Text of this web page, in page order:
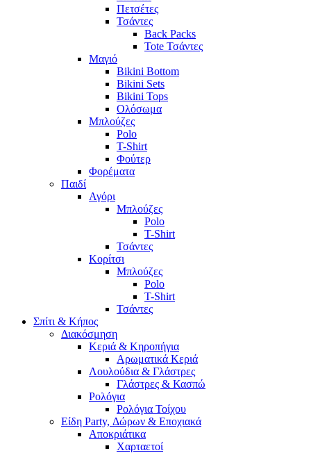
Πετσέτες
Τσάντες
Back Packs
Tote Τσάντες
Μαγιό
Bikini Bottom
Bikini Sets
Bikini Tops
Ολόσωμα
Μπλούζες
Polo
T-Shirt
Φούτερ
Φορέματα
Παιδί
Αγόρι
Μπλούζες
Polo
T-Shirt
Τσάντες
Κορίτσι
Μπλούζες
Polo
T-Shirt
Τσάντες
Σπίτι & Κήπος
Διακόσμηση
Κεριά & Κηροπήγια
Αρωματικά Κεριά
Λουλούδια & Γλάστρες
Γλάστρες & Κασπώ
Ρολόγια
Ρολόγια Τοίχου
Είδη Party, Δώρων & Εποχιακά
Αποκριάτικα
Χαρταετοί